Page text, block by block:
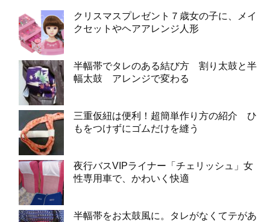
クリスマスプレゼント７歳女の子に、メイ
クセットやヘアアレンジ人形
半幅帯でタレのある結び方 割り太鼓と半
幅太鼓 アレンジで変わる
三重仮紐は便利！超簡単作り方の紹介 ひ
もをつけずにゴムだけを縫う
夜行バスVIPライナー「チェリッシュ」女
性専用車で、かわいく快適
半幅帯をお太鼓風に。タレがなくてテがあ